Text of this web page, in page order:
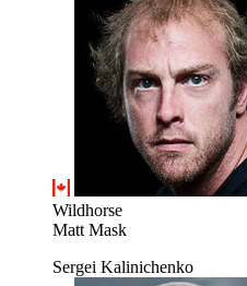
Wildhorse
Matt Mask
Sergei Kalinichenko